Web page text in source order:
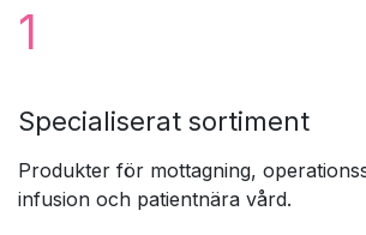
1
Specialiserat sortiment
Produkter för mottagning,
infusion och patientnära vård.